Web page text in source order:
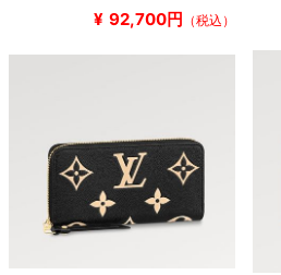
¥ 92,700円 （税込）